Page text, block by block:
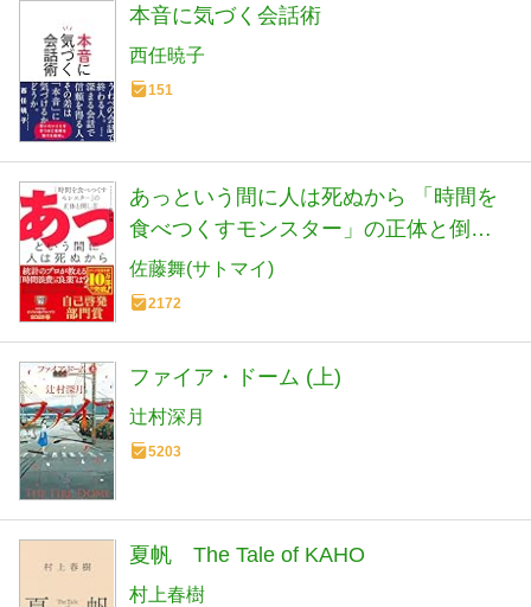
本音に気づく会話術
西任暁子
151
あっという間に人は死ぬから 「時間を
食べつくすモンスター」の正体と倒し
方
佐藤舞(サトマイ)
2172
ファイア・ドーム (上)
辻村深月
5203
夏帆 The Tale of KAHO
村上春樹